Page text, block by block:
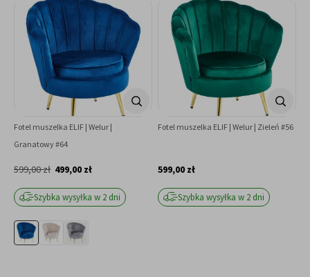
Fotel muszelka ELIF | Welur |
Granatowy #64
499,00 zł
599,00 zł
Szybka wysyłka w 2 dni
Fotel muszelka ELIF | Welur | Zieleń #56
599,00 zł
Szybka wysyłka w 2 dni